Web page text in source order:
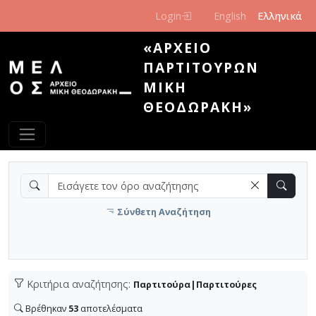
Login English Ελληνικά
«ΑΡΧΕΊΟ
ΠΑΡΤΙΤΟΎΡΩΝ
ΜΊΚΗ
ΘΕΟΔΩΡΆΚΗ»
Σύνθετη Αναζήτηση
Κριτήρια αναζήτησης: Παρτιτούρα|Παρτιτούρες
Βρέθηκαν 53 αποτελέσματα